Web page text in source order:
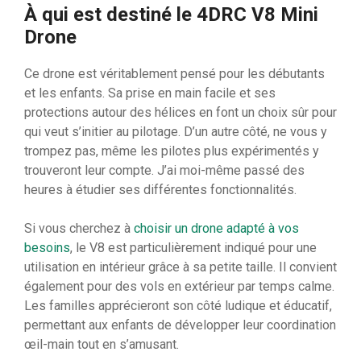
À qui est destiné le 4DRC V8 Mini
Drone
Ce drone est véritablement pensé pour les débutants
et les enfants. Sa prise en main facile et ses
protections autour des hélices en font un choix sûr pour
qui veut s’initier au pilotage. D’un autre côté, ne vous y
trompez pas, même les pilotes plus expérimentés y
trouveront leur compte. J’ai moi-même passé des
heures à étudier ses différentes fonctionnalités.
Si vous cherchez à choisir un drone adapté à vos
besoins, le V8 est particulièrement indiqué pour une
utilisation en intérieur grâce à sa petite taille. Il convient
également pour des vols en extérieur par temps calme.
Les familles apprécieront son côté ludique et éducatif,
permettant aux enfants de développer leur coordination
œil-main tout en s’amusant.